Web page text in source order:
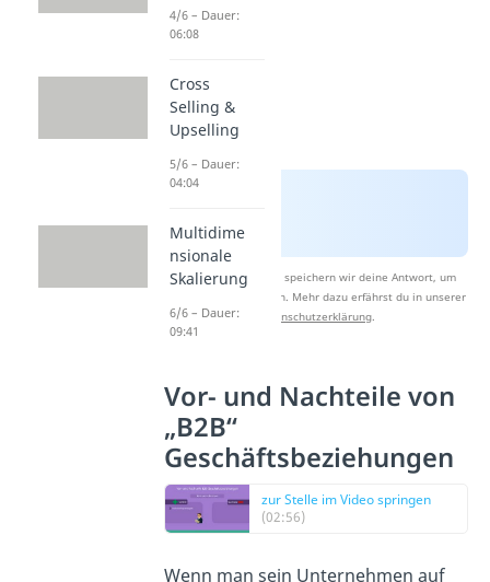
Nach Beantwortung speichern wir deine Antwort, um
Studyflix zu verbessern. Mehr dazu erfährst du in unserer
Datenschutzerklärung
Vor- und Nachteile von
„B2B“
Geschäftsbeziehungen
zur Stelle im Video springen
(02:56)
Wenn man sein Unternehmen auf
4/6 – Dauer:
06:08
Cross
Selling &
Upselling
5/6 – Dauer:
04:04
Multidime
nsionale
Skalierung
6/6 – Dauer:
09:41